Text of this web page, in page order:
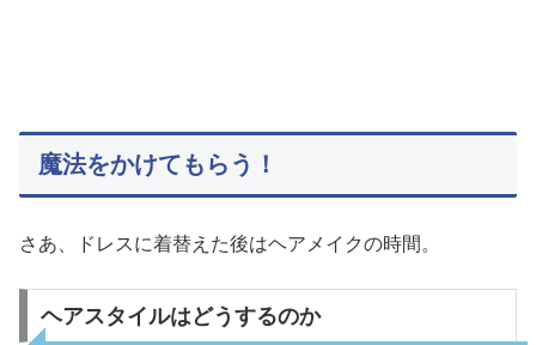
魔法をかけてもらう！
さあ、ドレスに着替えた後はヘアメイクの時間。
ヘアスタイルはどうするのか